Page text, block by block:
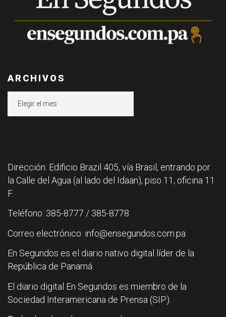
ARCHIVOS
Dirección: Edificio Brazil 405, vía Brasil, entrando por
la Calle del Agua (al lado del Idaan), piso 11, oficina 11
F.
Teléfono: 385-8777 / 385-8778
Correo electrónico: info@ensegundos.com.pa
En Segundos es el diario nativo digital líder de la
República de Panamá.
El diario digital En Segundos es miembro de la
Sociedad Interamericana de Prensa (SIP).